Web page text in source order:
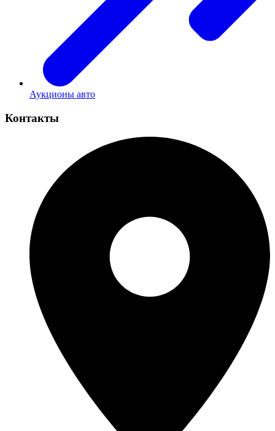
Аукционы авто
Контакты